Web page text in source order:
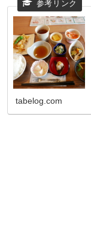
tabelog.com